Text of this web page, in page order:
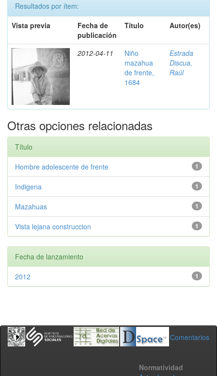
Resultados por ítem:
Vista previa
Fecha de
publicación
Título Autor(es)
2012-04-11
Niño
mazahua
de frente,
1684
Estrada
Discua,
Raúl
Otras opciones relacionadas
Título
1
Hombre adolescente de frente
1
Indigena
1
Mazahuas
1
Vista lejana construccion
Fecha de lanzamiento
1
2012
Comentarios
Normatividad